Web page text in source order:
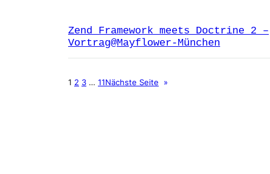
Zend Framework meets Doctrine 2 –
Vortrag@Mayflower-München
1 2 3 … 11Nächste Seite »